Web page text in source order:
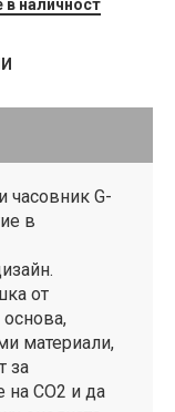
в наличност
часовник G-
в
от
материали,
за
на CO2 и да